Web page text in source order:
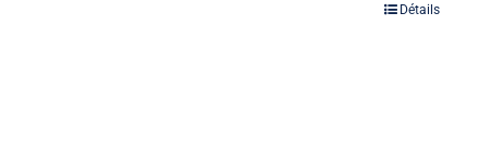
Détails